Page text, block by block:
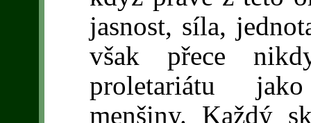
jasnost, síla,
však přece
proletariátu
menšiny. Každý